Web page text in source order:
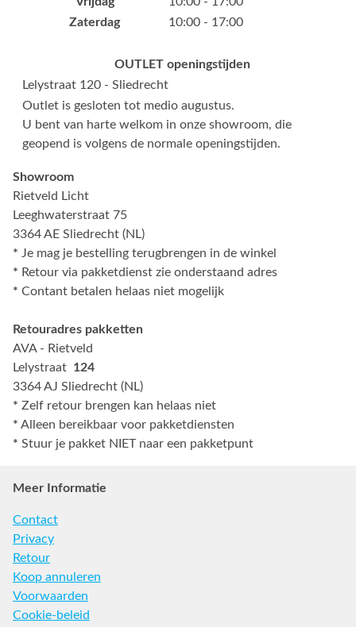
Zaterdag
10:00 - 17:00
OUTLET openingstijden
Lelystraat 120 - Sliedrecht
Outlet is gesloten tot medio augustus.
U bent van harte welkom in onze showroom, die
geopend is volgens de normale openingstijden.
Showroom
Rietveld Licht
Leeghwaterstraat 75
3364 AE Sliedrecht (NL)
* Je mag je bestelling terugbrengen in de winkel
* Retour via pakketdienst zie onderstaand adres
* Contant betalen helaas niet mogelijk
Retouradres pakketten
AVA - Rietveld
Lelystraat 124
3364 AJ Sliedrecht (NL)
* Zelf retour brengen kan helaas niet
* Alleen bereikbaar voor pakketdiensten
* Stuur je pakket NIET naar een pakketpunt
Meer Informatie
Contact
Privacy
Retour
Koop annuleren
Voorwaarden
Cookie-beleid